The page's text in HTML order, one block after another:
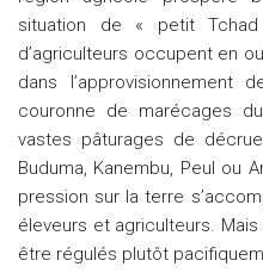
situation de « petit
d’agriculteurs occupent en
dans l’approvisionnement
couronne de marécages
vastes pâturages de
Buduma, Kanembu, Peul ou
pression sur la terre
éleveurs et agriculteurs.
être régulés plutôt